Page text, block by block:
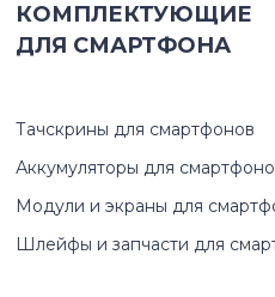
КОМПЛЕКТУЮЩИЕ
ДЛЯ СМАРТФОНА
Тачскрины для смартфонов
Аккумуляторы для
Модули и экраны для
Шлейфы и запчасти для